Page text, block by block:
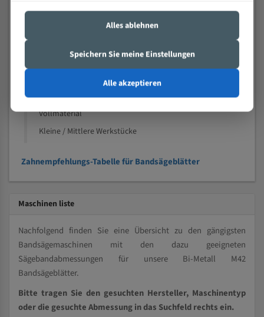
Nichteisenmetalle
Speziell entwickelt für Profile / Rohre
Vollmaterial
Kleine / Mittlere Werkstücke
Zahnempfehlungs-Tabelle für Bandsägeblätter
Maschinen liste
Nachfolgend finden Sie eine Übersicht zu den gängigsten
Bandsägemaschinen mit den dazu geeigneten
Sägebandabmessungen für unsere Bi-Metall M42
Bandsägeblätter.
Bitte tragen Sie den gesuchten Hersteller, Maschinentyp
oder die gesuchte Abmessung in das Suchfeld rechts ein.
Alles ablehnen
Speichern Sie meine Einstellungen
Alle akzeptieren